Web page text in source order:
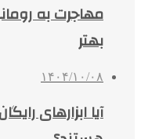
مهاجرت به
بهتر
۱۴۰۴/۱۰/۰۸
آیا ابزارهای